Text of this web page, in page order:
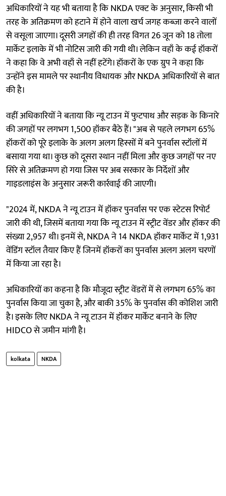
अधिकारियों ने यह भी बताया है कि NKDA एक्ट के अनुसार, किसी भी
तरह के अतिक्रमण को हटाने में होने वाला खर्च जगह कब्जा करने वालों
से वसूला जाएगा। दूसरी जगहों की ही तरह विगत 26 जून को 18 तोला
मार्केट इलाके में भी नोटिस जारी की गयी थी। लेकिन वहाँ के कई हॉकरों
ने कहा कि वे अभी वहाँ से नहीं हटेंगे। हॉकरों के एक ग्रुप ने कहा कि
उन्होंने इस मामले पर स्थानीय विधायक और NKDA अधिकारियों से बात
की है।
वहीं अधिकारियों ने बताया कि न्यू टाउन में फुटपाथ और सड़क के किनारे
की जगहों पर लगभग 1,500 हॉकर बैठे हैं। "अब से पहले लगभग 65%
हॉकरों को पूरे इलाके के अलग अलग हिस्सों में बने पुनर्वास स्टॉलों में
बसाया गया था। कुछ को दूसरा स्थान नहीं मिला और कुछ जगहों पर नए
सिरे से अतिक्रमण हो गया जिस पर अब सरकार के निर्देशों और
गाइडलाइंस के अनुसार जरूरी कार्रवाई की जाएगी।
"2024 में, NKDA ने न्यू टाउन में हॉकर पुनर्वास पर एक स्टेटस रिपोर्ट
जारी की थी, जिसमें बताया गया कि न्यू टाउन में स्ट्रीट वेंडर और हॉकर की
संख्या 2,957 थी। इनमें से, NKDA ने 14 NKDA हॉकर मार्केट में 1,931
वेंडिंग स्टॉल तैयार किए हैं जिनमें हॉकरों का पुनर्वास अलग अलग चरणों
में किया जा रहा है।
अधिकारियों का कहना है कि मौजूदा स्ट्रीट वेंडरों में से लगभग 65% का
पुनर्वास किया जा चुका है, और बाकी 35% के पुनर्वास की कोशिश जारी
है। इसके लिए NKDA ने न्यू टाउन में हॉकर मार्केट बनाने के लिए
HIDCO से जमीन मांगी है।
kolkata NKDA